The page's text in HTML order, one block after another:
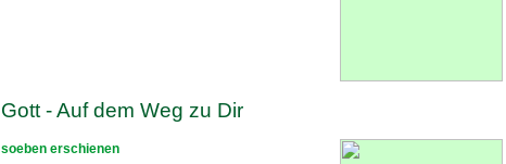
Gott - Auf dem Weg zu Dir
soeben erschienen